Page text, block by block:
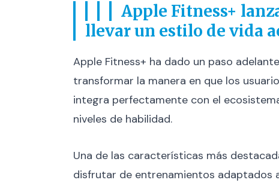
Apple Fitness+
llevar un estilo de vida
Apple Fitness+ ha dado un paso
transformar la manera en que los
integra perfectamente con el
niveles de habilidad.
Una de las características más
disfrutar de entrenamientos adaptados